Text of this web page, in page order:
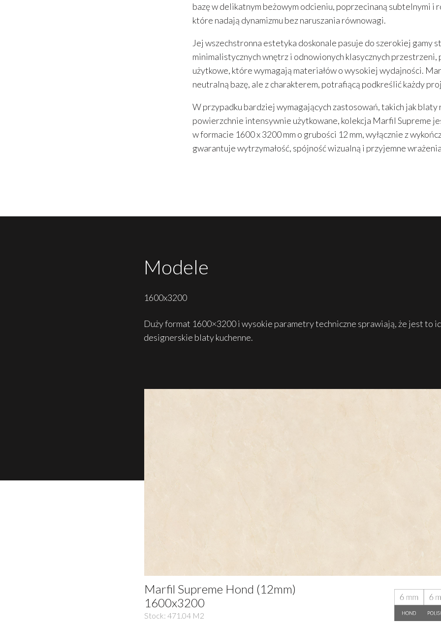
bazę w delikatnym beżowym odcieniu, poprzecinaną subtelnymi i
które nadają dynamizmu bez naruszania równowagi.
Jej wszechstronna estetyka doskonale pasuje do szerokiej gamy
minimalistycznych wnętrz i odnowionych klasycznych przestrzeni,
użytkowe, które wymagają materiałów o wysokiej wydajności.
neutralną bazę, ale z charakterem, potrafiącą podkreślić każdy
W przypadku bardziej wymagających zastosowań, takich jak blaty
powierzchnie intensywnie użytkowane, kolekcja Marfil Supreme
w formacie 1600 x 3200 mm o grubości 12 mm, wyłącznie z
gwarantuje wytrzymałość, spójność wizualną i przyjemne
Modele
1600x3200
Duży format 1600×3200 i wysokie parametry techniczne sprawiają, że jest to
designerskie blaty kuchenne.
Marfil Supreme Hond (12mm)
1600x3200
Stock: 471.04M2